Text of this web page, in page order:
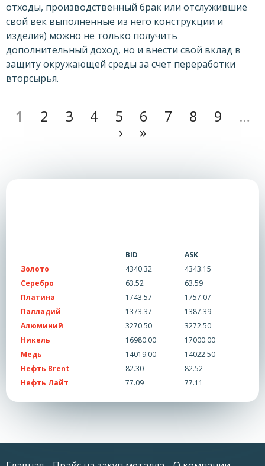
отходы, производственный брак или отслужившие
свой век выполненные из него конструкции и
изделия) можно не только получить
дополнительный доход, но и внести свой вклад в
защиту окружающей среды за счет переработки
вторсырья.
1 2 3 4 5 6 7 8 9
…
›
»
BID
ASK
Золото
4340.32
4343.15
Серебро
63.52
63.59
Платина
1743.57
1757.07
Палладий
1373.37
1387.39
Алюминий
3270.50
3272.50
Никель
16980.00
17000.00
Медь
14019.00
14022.50
Нефть Brent
82.30
82.52
Нефть Лайт
77.09 77.11